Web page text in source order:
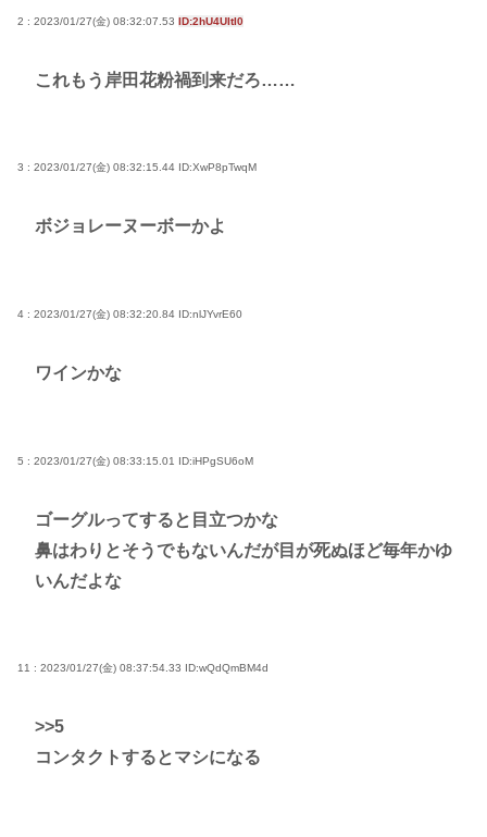
2 : 2023/01/27(金) 08:32:07.53 ID:2hU4UItI0
これもう岸田花粉禍到来だろ……
3 : 2023/01/27(金) 08:32:15.44 ID:XwP8pTwqM
ボジョレーヌーボーかよ
4 : 2023/01/27(金) 08:32:20.84 ID:nlJYvrE60
ワインかな
5 : 2023/01/27(金) 08:33:15.01 ID:iHPgSU6oM
ゴーグルってすると目立つかな
鼻はわりとそうでもないんだが目が死ぬほど毎年かゆ
いんだよな
11 : 2023/01/27(金) 08:37:54.33 ID:wQdQmBM4d
>>5
コンタクトするとマシになる